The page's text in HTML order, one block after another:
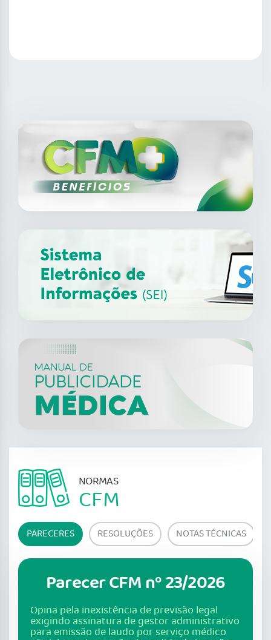
SAIBA MAIS
XII Fórum de Medicina do
Trabalho do CFM
14 ago
2026
NORMAS
CFM
PARECERES RESOLUÇÕES NOTAS TÉCNICAS
Parecer CFM nº 23/2026
Opina pela inexistência de previsão legal
exigindo assinatura de gestor administrativo
para emissão de laudo por serviço médico